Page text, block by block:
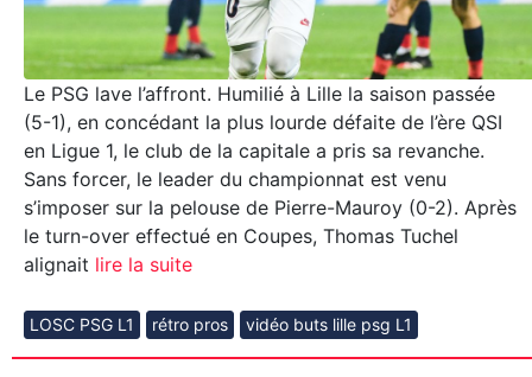
Le PSG lave l’affront. Humilié à Lille la saison passée
(5-1), en concédant la plus lourde défaite de l’ère QSI
en Ligue 1, le club de la capitale a pris sa revanche.
Sans forcer, le leader du championnat est venu
s’imposer sur la pelouse de Pierre-Mauroy (0-2). Après
le turn-over effectué en Coupes, Thomas Tuchel
alignait lire la suite
LOSC PSG L1 rétro pros vidéo buts lille psg L1